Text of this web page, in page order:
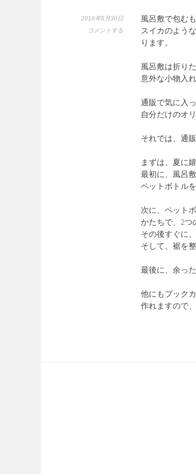
2016年8月30日
コメントする
風呂敷で包む
スイカのよう
ります。
風呂敷は折り
意外な小物入
通販で気に入
自分だけのオ
それでは、通
まずは、夏に
最初に、風呂
ペットボトル
次に、ペット
かたちで、2つ
その後すぐに
そして、裾を
最後に、余っ
他にもブック
作れますので